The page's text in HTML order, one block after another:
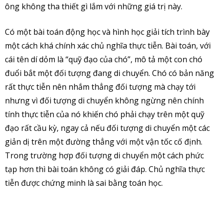
ông không tha thiết gì lắm với những giá trị này.
Có một bài toán động học và hình học giải tích trình bày
một cách khá chính xác chủ nghĩa thực tiễn. Bài toán, với
cái tên dí dỏm là “quỹ đạo của chó”, mô tả một con chó
đuổi bắt một đối tượng đang di chuyển. Chó có bản năng
rất thực tiễn nên nhắm thẳng đối tượng mà chạy tới
nhưng vì đối tượng di chuyển không ngừng nên chính
tính thực tiễn của nó khiến chó phải chạy trên một quỹ
đạo rất cầu kỳ, ngay cả nếu đối tượng di chuyển một các
giản dị trên một đường thẳng với một vận tốc cố định.
Trong trường hợp đối tượng di chuyển một cách phức
tạp hơn thì bài toán không có giải đáp. Chủ nghĩa thực
tiễn được chứng minh là sai bằng toán học.